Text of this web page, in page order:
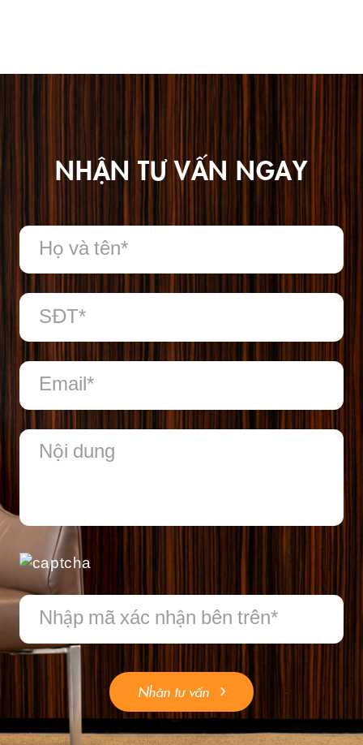
NHẬN TƯ VẤN NGAY
Nhận tư vấn